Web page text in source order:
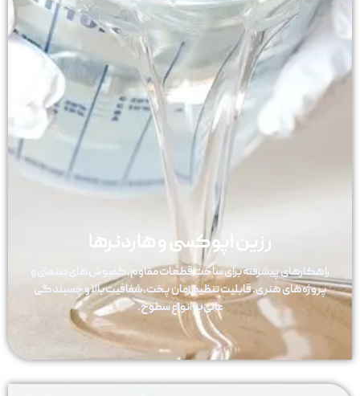
رزین اپوکسی و هاردنرها
راهکارهای پیشرفته برای ساخت قطعات مقاوم، کفپوش‌های صنعتی و
پروژه‌های هنری. قابلیت تنظیم زمان پخت، شفافیت بالا و چسبندگی
عالی به انواع سطوح.